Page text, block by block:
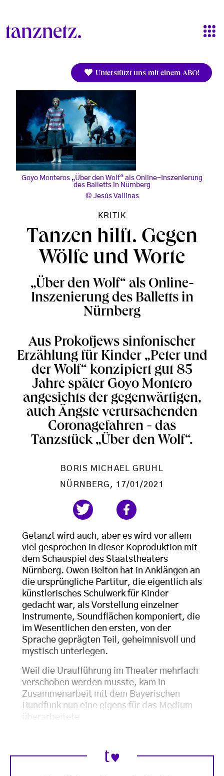
Unterstützt uns mit einem ABO!
Goyo Monteros „Über den Wolf“ als Online-Inszenierung
des Balletts in Nürnberg
Jesús Vallinas
KRITIK
Tanzen hilft. Gegen
Wölfe und Worte
„Über den Wolf“ als Online-
Inszenierung des Balletts in
Nürnberg
Aus Prokofjews sinfonischer
Erzählung für Kinder „Peter und
der Wolf“ konzipiert gut 85
Jahre später Goyo Montero
angesichts der gegenwärtigen,
auch Ängste verursachenden
Coronagefahren - das
Tanzstück „Über den Wolf“.
BORIS MICHAEL GRUHL
NÜRNBERG , 17/01/2021
Getanzt wird auch, aber es wird vor allem
viel gesprochen in dieser Koproduktion mit
dem Schauspiel des Staatstheaters
Nürnberg. Owen Belton hat in Anklängen an
die ursprüngliche Partitur, die eigentlich als
künstlerisches Schulwerk für Kinder
gedacht war, als Vorstellung einzelner
Instrumente, Soundflächen komponiert, die
im Wesentlichen den ersten, von der
Sprache geprägten Teil, geheimnisvoll und
mystisch unterlegen.
Weil die Uraufführung im Theater mehrfach
verschoben werden musste, kam in
Zusammenarbeit mit dem Bayerischen
Rundfunk nun eine eigens für das Medium
überarbeitete